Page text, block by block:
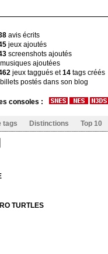
avis écrits
jeux ajoutés
screenshots ajoutés
musiques ajoutées
jeux taggués et14 tags créés
billets postés dans son blog
consoles :
tags Distinctions Top 10
TURTLES